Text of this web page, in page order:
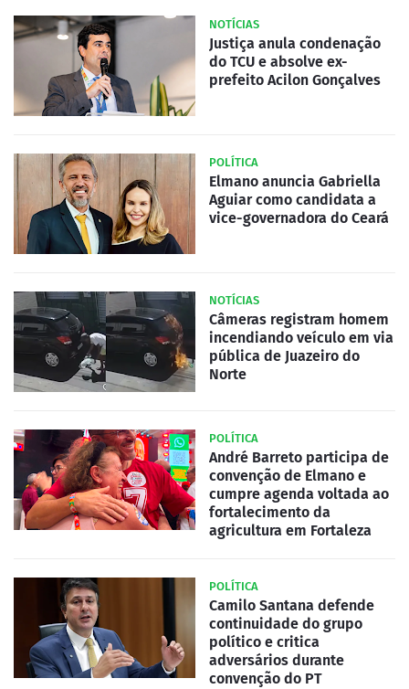
NOTÍCIAS
Justiça anula condenação
do TCU e absolve ex-
prefeito Acilon Gonçalves
POLÍTICA
Elmano anuncia Gabriella
Aguiar como candidata a
vice-governadora do Ceará
NOTÍCIAS
Câmeras registram homem
incendiando veículo em via
pública de Juazeiro do
Norte
POLÍTICA
André Barreto participa de
convenção de Elmano e
cumpre agenda voltada ao
fortalecimento da
agricultura em Fortaleza
POLÍTICA
Camilo Santana defende
continuidade do grupo
político e critica
adversários durante
convenção do PT